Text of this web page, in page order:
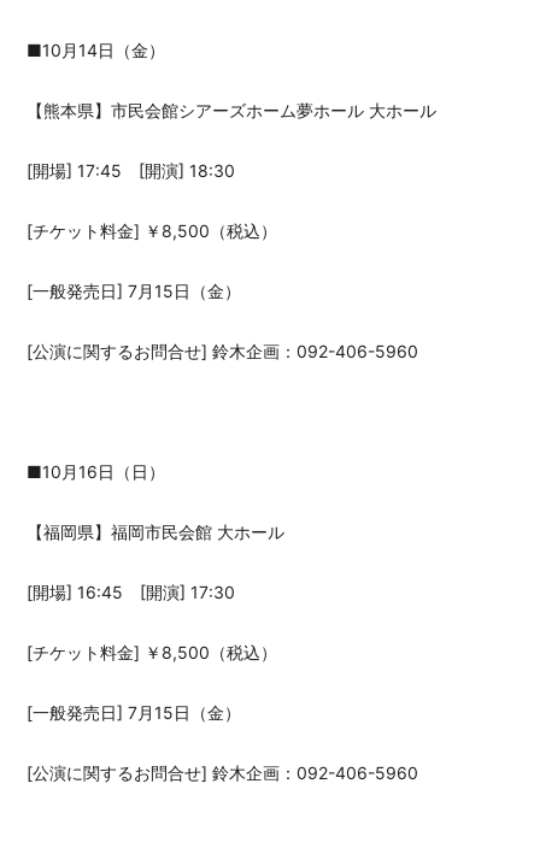
■10月14日（金）
【熊本県】市民会館シアーズホーム夢ホール 大ホール
[開場] 17:45 [開演] 18:30
[チケット料金] ￥8,500（税込）
[一般発売日] 7月15日（金）
[公演に関するお問合せ] 鈴木企画：092-406-5960
■10月16日（日）
【福岡県】福岡市民会館 大ホール
[開場] 16:45 [開演] 17:30
[チケット料金] ￥8,500（税込）
[一般発売日] 7月15日（金）
[公演に関するお問合せ] 鈴木企画：092-406-5960